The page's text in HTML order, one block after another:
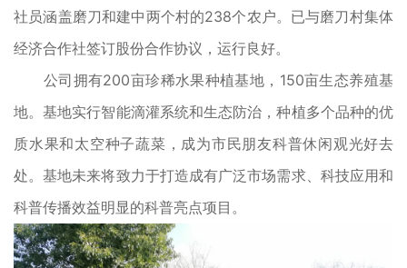
社员涵盖磨刀和建中两个村的238个农户。已与磨刀村集体
经济合作社签订股份合作协议，运行良好。
公司拥有200亩珍稀水果种植基地，150亩生态养殖基
地。基地实行智能滴灌系统和生态防治，种植多个品种的优
质水果和太空种子蔬菜，成为市民朋友科普休闲观光好去
处。基地未来将致力于打造成有广泛市场需求、科技应用和
科普传播效益明显的科普亮点项目。